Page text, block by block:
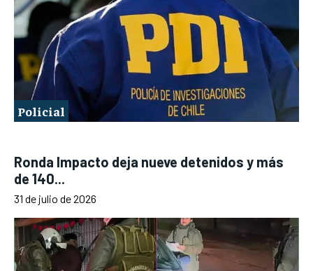
Policial
Ronda Impacto deja nueve detenidos y más
de 140...
31 de julio de 2026